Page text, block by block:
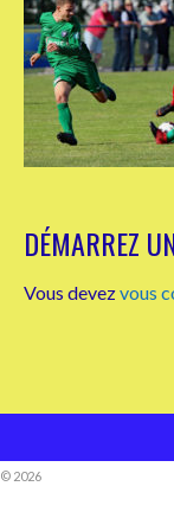
DÉMARREZ
Vous devezvous
© 2026